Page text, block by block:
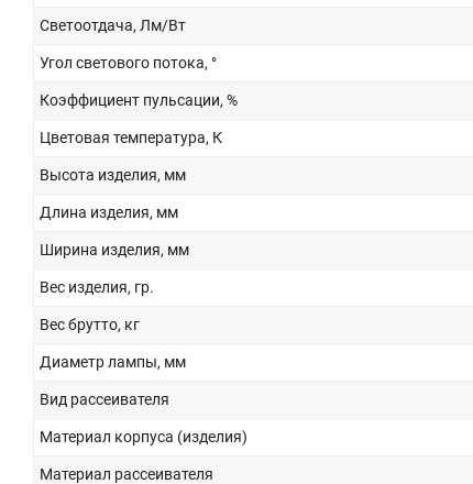
Светоотдача, Лм/Вт
Угол светового потока, °
Коэффициент пульсации, %
Цветовая температура, К
Высота изделия, мм
Длина изделия, мм
Ширина изделия, мм
Вес изделия, гр.
Вес брутто, кг
Диаметр лампы, мм
Вид рассеивателя
Материал корпуса (изделия)
Материал рассеивателя